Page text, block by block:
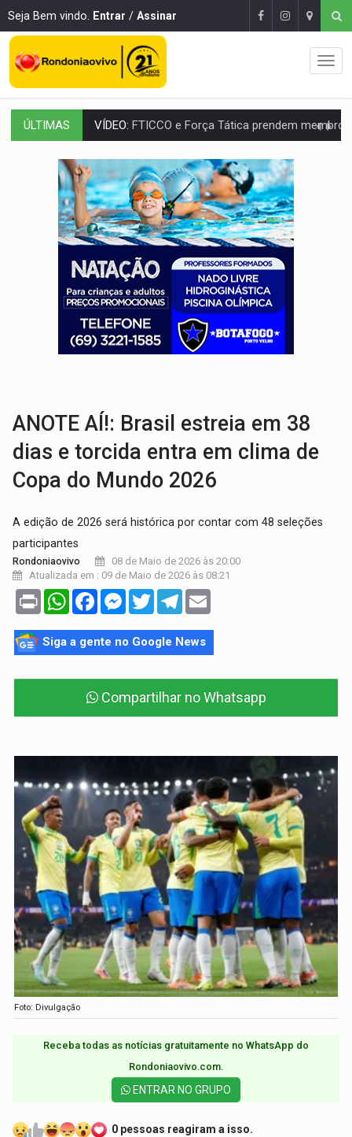
Seja Bem vindo. Entrar / Assinar
ÚLTIMAS INCLUSÃO:Prefeitura fortalece parceria com a APAE para ampliar ações
DEFESA:Exército testa inovações no combate a drones durante
TEMAS SOCIOAMBIENTAIS:Em Itapuã do Oeste, CINEMAZÔNIA leva cinema
PREVISÃO:Interior de Rondônia terá sábado (8) de calor intenso
INFRAESTRUTURA: Após quase 30 anos de espera, asfalto chega ao
A ILHA:Coreografia de Rondônia estreia na programação do Festival de
ELEIÇÕES 2026:Sgt. Mouza esclarece 'erro de digitação' em declaração de
JUDICIÁRIO:Sinjur parabeniza servidores pelo adicional de incentivo com
VÍDEO:
ANOTE AÍ!: Brasil estreia em 38
dias e torcida entra em clima de
Copa do Mundo 2026
A edição de 2026 será histórica por contar com 48 seleções
participantes
Rondoniaovivo
08 de Maio de 2026 às 20:00
Atualizada em : 09 de Maio de 2026 às 08:21
Print WhatsAppFacebookMessenger
TwitterTelegram
Siga a gente no Google News
Compartilhar no Whatsapp
Foto: Divulgação
Receba todas as notícias gratuitamente no WhatsApp do
Rondoniaovivo.com.​
ENTRAR NO GRUPO
0 pessoas reagiram a isso.